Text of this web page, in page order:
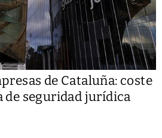
de Cataluña: coste
de seguridad jurídica